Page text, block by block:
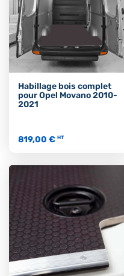
Habillage bois complet
pour Opel Movano 2010-
2021
819,00 € HT